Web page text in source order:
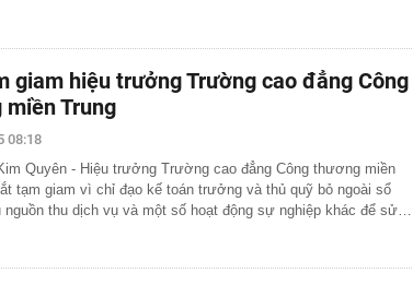
giam hiệu trưởng Trường cao đẳng Công
Trung
08:18
Quyên - Hiệu trưởng Trường cao đẳng Công thương miền
tạm giam vì chỉ đạo kế toán trưởng và thủ quỹ bỏ ngoài sổ
nguồn thu dịch vụ và một số hoạt động sự nghiệp khác để sử…